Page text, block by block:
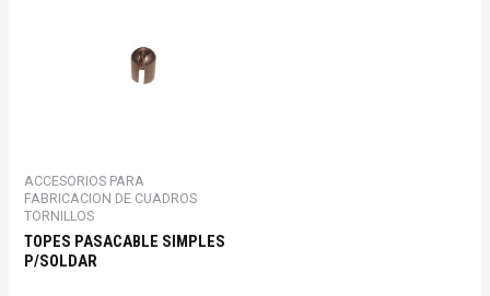
ACCESORIOS PARA
FABRICACION DE CUADROS
TORNILLOS
TOPES PASACABLE SIMPLES
P/SOLDAR